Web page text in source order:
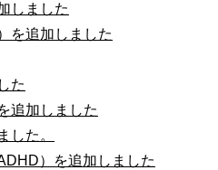
しました
を追加しました
た
追加しました
した。
）を追加しました